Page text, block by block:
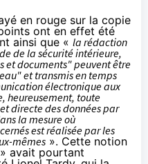
en rouge sur la copie
ont en effet été
ainsi que « la rédaction
de la sécurité intérieure,
et documents" peuvent être
et transmis en temps
électronique aux
heureusement, toute
directe des données par
la mesure où
est réalisée par les
mêmes ». Cette notion
avait pourtant